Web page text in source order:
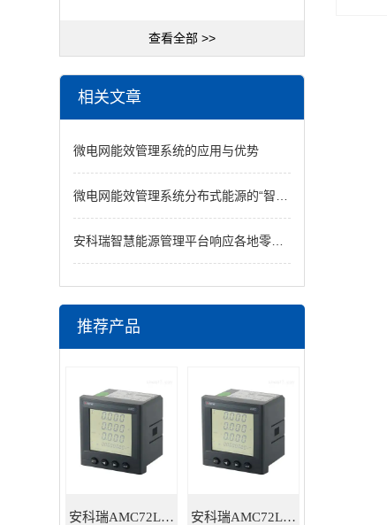
查看全部 >>
相关文章
微电网能效管理系统的应用与优势
微电网能效管理系统分布式能源的“智慧大脑”
安科瑞智慧能源管理平台响应各地零碳园区政策，助力园区绿色转型
推荐产品
安科瑞AMC72L-E4/HKC智能电力仪表 安科瑞AMC72L-E4/KC三相多功能智能电力仪表